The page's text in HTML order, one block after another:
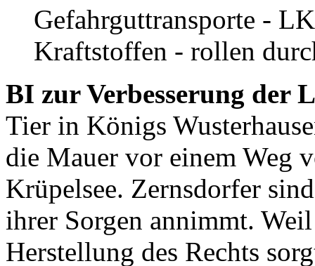
Gefahrguttransporte -
Kraftstoffen - rollen
BI zur Verbesserung der
Tier in Königs
die Mauer vor einem Weg
Krüpelsee. Zernsdorfer
ihrer Sorgen annimmt.
Herstellung des Rechts